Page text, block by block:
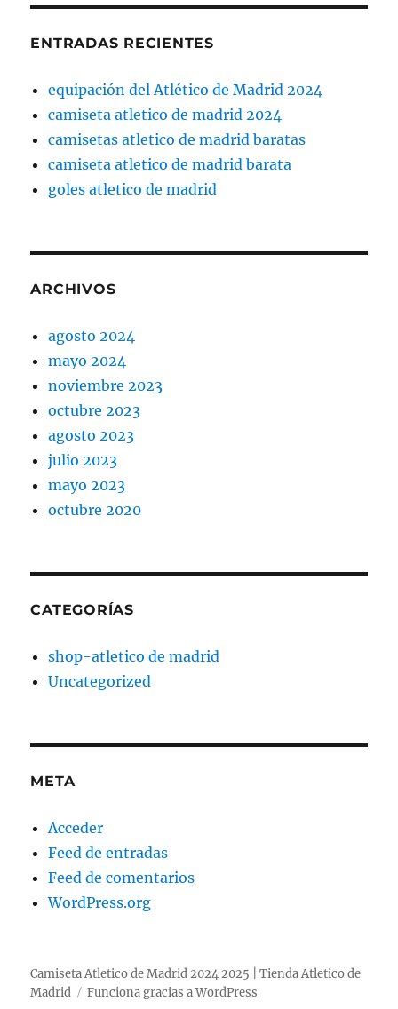
ENTRADAS RECIENTES
equipación del Atlético de Madrid 2024
camiseta atletico de madrid 2024
camisetas atletico de madrid baratas
camiseta atletico de madrid barata
goles atletico de madrid
ARCHIVOS
agosto 2024
mayo 2024
noviembre 2023
octubre 2023
agosto 2023
julio 2023
mayo 2023
octubre 2020
CATEGORÍAS
shop-atletico de madrid
Uncategorized
META
Acceder
Feed de entradas
Feed de comentarios
WordPress.org
Camiseta Atletico de Madrid 2024 2025 | Tienda Atletico de
Madrid
Funciona gracias a WordPress